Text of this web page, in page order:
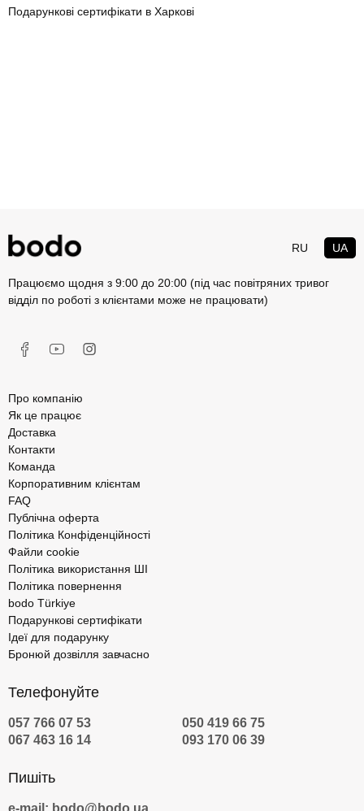
Подарункові сертифікати в Харкові
RU UA
Працюємо щодня з 9:00 до 20:00 (під час повітряних тривог
відділ по роботі з клієнтами може не працювати)
Про компанію
Як це працює
Доставка
Контакти
Команда
Корпоративним клієнтам
FAQ
Публічна оферта
Політика Конфіденційності
Файли cookie
Політика використання ШІ
Політика повернення
bodo Türkiye
Подарункові сертифікати
Ідеї для подарунку
Бронюй дозвілля завчасно
Телефонуйте
057 766 07 53
050 419 66 75
067 463 16 14
093 170 06 39
Пишіть
e-mail: bodo@bodo.ua